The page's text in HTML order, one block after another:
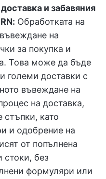
и забавяния
Обработката на
на
за покупка и
Това може да бъде
големи доставки с
въвеждане на
на доставка,
стъпки, като
и одобрение на
от попълнена
стоки, без
формуляри или